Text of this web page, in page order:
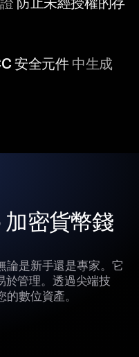
安全元件中生成
密貨幣錢
論是新手還是專家。它
於管理。透過尖端技
數位資產。